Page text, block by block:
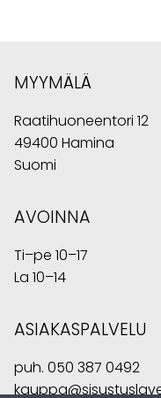
MYYMÄLÄ
Raatihuoneentori 12
49400 Hamina
Suomi
AVOINNA
Ti–pe 10–17
La 10–14
ASIAKASPALVELU
puh. 050 387 0492